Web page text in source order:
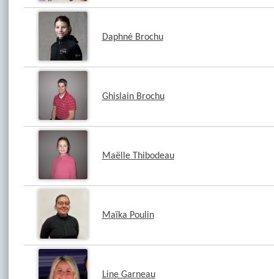
Daphné Brochu
Ghislain Brochu
Maëlle Thibodeau
Maïka Poulin
Line Garneau